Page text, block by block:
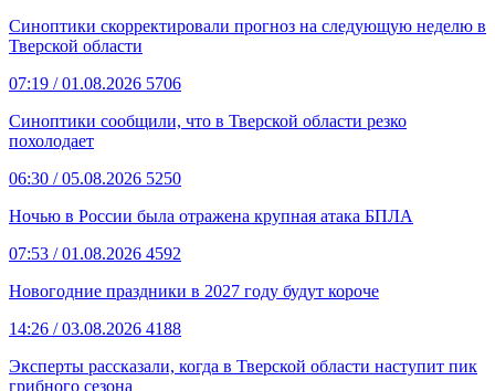
Синоптики скорректировали прогноз на следующую неделю в
Тверской области
07:19 / 01.08.2026 5706
Синоптики сообщили, что в Тверской области резко
похолодает
06:30 / 05.08.2026 5250
Ночью в России была отражена крупная атака БПЛА
07:53 / 01.08.2026 4592
Новогодние праздники в 2027 году будут короче
14:26 / 03.08.2026 4188
Эксперты рассказали, когда в Тверской области наступит пик
грибного сезона